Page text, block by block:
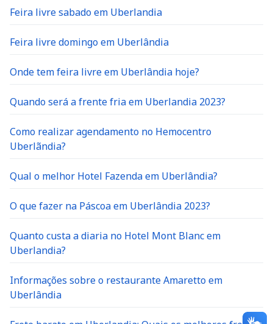
Feira livre sabado em Uberlandia
Feira livre domingo em Uberlândia
Onde tem feira livre em Uberlândia hoje?
Quando será a frente fria em Uberlandia 2023?
Como realizar agendamento no Hemocentro
Uberlãndia?
Qual o melhor Hotel Fazenda em Uberlândia?
O que fazer na Páscoa em Uberlândia 2023?
Quanto custa a diaria no Hotel Mont Blanc em
Uberlandia?
Informações sobre o restaurante Amaretto em
Uberlândia